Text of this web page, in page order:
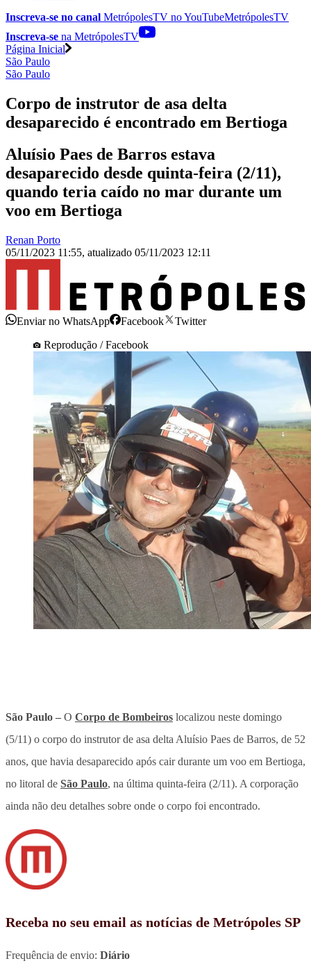
Inscreva-se no canal MetrópolesTV noYouTubeMetrópolesTV
Inscreva-se na MetrópolesTV
Página Inicial
São Paulo
São Paulo
Corpo de instrutor de asa delta
desaparecido é encontrado em Bertioga
Aluísio Paes de Barros estava
desaparecido desde quinta-feira (2/11),
quando teria caído no mar durante um
voo em Bertioga
Renan Porto
05/11/2023 11:55, atualizado 05/11/2023 12:11
Enviar no WhatsApp Facebook
Twitter
Reprodução / Facebook
São Paulo – O Corpo de Bombeiros localizou neste domingo
(5/11) o corpo do instrutor de asa delta Aluísio Paes de Barros, de 52
anos, que havia desaparecido após cair durante um voo em Bertioga,
no litoral de São Paulo, na última quinta-feira (2/11). A corporação
ainda não deu detalhes sobre onde o corpo foi encontrado.
Receba no seu email as notícias de Metrópoles SP
Frequência de envio: Diário